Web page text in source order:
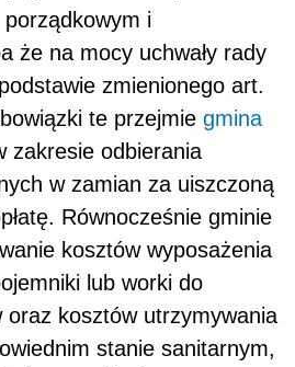
i
że na mocy uchwały rady
zmienionego art.
te przejmie gmina
zakresie odbierania
w zamian za uiszczoną
Równocześnie gminie
kosztów wyposażenia
lub worki do
oraz kosztów utrzymywania
stanie sanitarnym,